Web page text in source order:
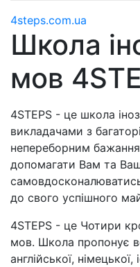
4steps.com.ua
Школа
мов
4STEPS - це школа
викладачами з
непереборним
допомагати Вам та
до свого успішного
4STEPS - це Чотири
мов. Школа пропонує
англійської,